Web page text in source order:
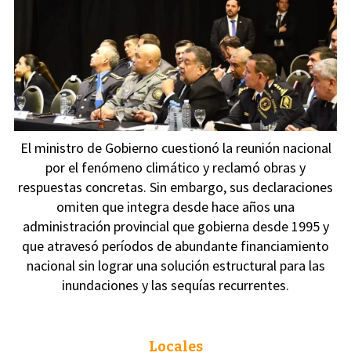
El ministro de Gobierno cuestionó la reunión nacional
por el fenómeno climático y reclamó obras y
respuestas concretas. Sin embargo, sus declaraciones
omiten que integra desde hace años una
administración provincial que gobierna desde 1995 y
que atravesó períodos de abundante financiamiento
nacional sin lograr una solución estructural para las
inundaciones y las sequías recurrentes.
Locales